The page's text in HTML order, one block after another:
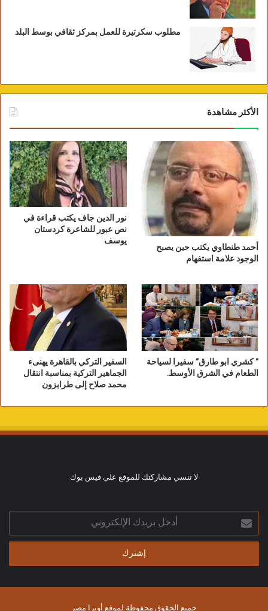
مطلوب سكرتيرة للعمل بمركز ثقافي بوسط البلد
الأكثر مشاهدة
أحمد طنطاوي يكتب حين يصبح
الوجود علامة استفهام
نور الدين جاف يكتب قراءة في
نص عبور للشاعرة كردستان
يوسف
” كشري ابو طارق” سفيرا لسياحة
الطعام في الشرق الأوسط.
السفير التركي بالقاهرة يهنىء
الجماهير التركية بمناسبة انتقال
محمد صلاح إلى طرابزون
لا تنسي مشاركتك للموقع علي فيس بوك
أدخل
بريدك
الإلكتروني
جميع الحقوق محفوظة لموقع أوبرا مصر